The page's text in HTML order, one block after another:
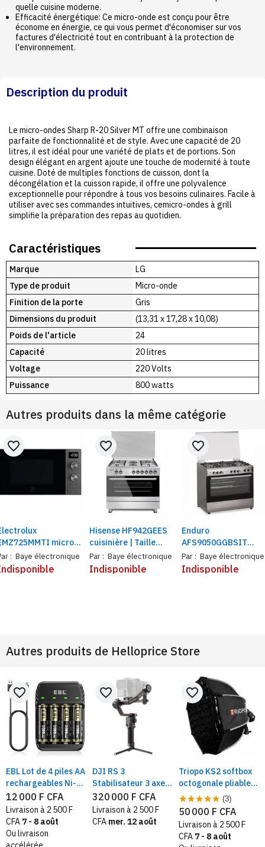
quelle cuisine moderne.
Efficacité énergétique: Ce micro-onde est conçu pour être
économe en énergie, ce qui vous permet d'économiser sur vos
factures d'électricité tout en contribuant à la protection de
l'environnement.
Description du produit
Le micro-ondes Sharp R-20 Silver MT offre une combinaison
parfaite de fonctionnalité et de style. Avec une capacité de 20
litres, il est idéal pour une variété de plats et de portions. Son
design élégant en argent ajoute une touche de modernité à toute
cuisine. Doté de multiples fonctions de cuisson, dont la
décongélation et la cuisson rapide, il offre une polyvalence
exceptionnelle pour répondre à tous vos besoins culinaires. Facile à
utiliser avec ses commandes intuitives, cemicro-ondes à grill
simplifie la préparation des repas au quotidien.
Caractéristiques
Marque
LG
Type de produit
Micro-onde
Finition de la porte
Gris
Dimensions du produit
(13,31 x 17,28 x 10,08)
Poids de l'article
24
Capacité
20 litres
Voltage
220 Volts
Puissance
800 watts
Autres produits dans la même catégorie
micro-
comptoir 25
900W, acier
: Baye électronique
favorite_border
Hisense HF942GEES
cuisinière | Taille
90*60 | 4feux à gaz |
2feux électriques inox
Par : Baye électronique
favorite_border
Indisponible
Enduro
AFS9050GGBSIT
Cuisinière 5 Feux à
gaz 90X60 | Grill
Par : Baye électronique
favorite_border
Indisponible
Autres produits de Helloprice Store
EBL Lot de 4 piles AA
rechargeables Ni-Zn
3000 mWh avec
chargeur de
batterie Ni-Zn/Ni-
MH | Batterie AA 1,6
V haute
favorite_border
12 000 F CFA
Livraison à 2 500 F
CFA 7 - 8 août
Ou livraison
DJI RS 3
Stabilisateur 3 axes
pour DSLR |
Construction en
fibre de carbone |
favorite_border
320 000 F CFA
Livraison à 2 500 F
CFA mer. 12 août
Triopo KS2 softbox
octogonale pliable
avec monture type
S, Diffuseur de
lumière
(3)
favorite_border
50 000 F CFA
Livraison à 2 500 F
CFA 7 - 8 août